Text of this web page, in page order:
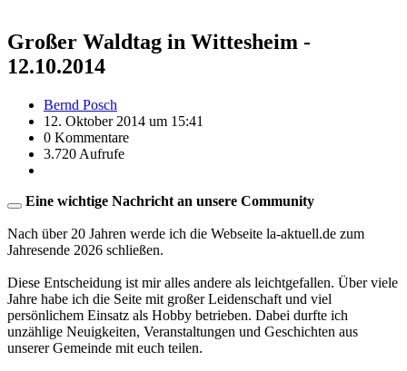
Großer Waldtag in Wittesheim -
12.10.2014
Bernd Posch
12. Oktober 2014 um 15:41
0 Kommentare
3.720 Aufrufe
Eine wichtige Nachricht an unsere Community
Nach über 20 Jahren werde ich die Webseite la-aktuell.de zum
Jahresende 2026 schließen.
Diese Entscheidung ist mir alles andere als leichtgefallen. Über viele
Jahre habe ich die Seite mit großer Leidenschaft und viel
persönlichem Einsatz als Hobby betrieben. Dabei durfte ich
unzählige Neuigkeiten, Veranstaltungen und Geschichten aus
unserer Gemeinde mit euch teilen.